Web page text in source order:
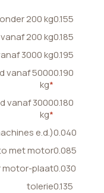
200 kg0.155
200 kg0.185
3000 kg0.195
vanaf 5000
kg*
0.190
vanaf 3000
kg*
0.180
e.d.)0.040
met motor0.085
motor-plaat0.030
tolerie0.135